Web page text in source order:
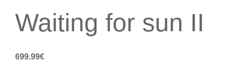
Waiting for sun II
699.99€